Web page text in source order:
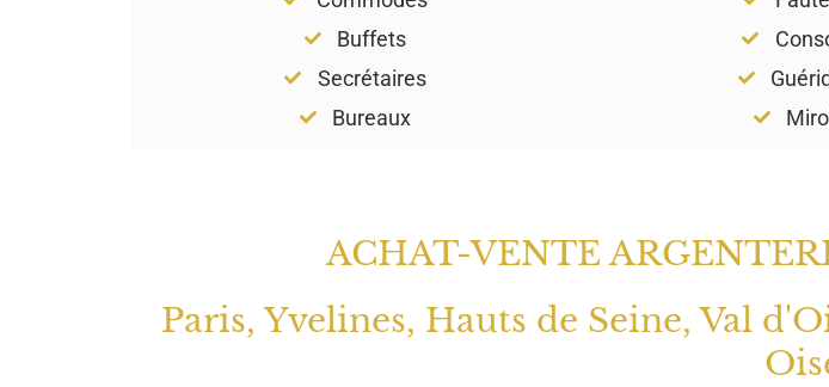
Buffets
Secrétaires
Bureaux
ACHAT-VENTE
Paris, Yvelines, Hauts de Seine, Val